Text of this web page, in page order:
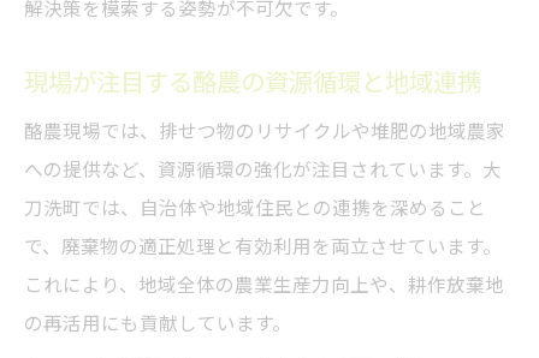
夫
利用
酪農現場の臭気・汚水対策がもたらす成果
とは
酪農と地域住民が連携する排せつ物対策の
実情
解決策を模索する姿勢が不可欠です。
現場が注目する酪農の資源循環と地域連携
酪農現場では、排せつ物のリサイクルや堆肥の地域農家
への提供など、資源循環の強化が注目されています。大
刀洗町では、自治体や地域住民との連携を深めること
で、廃棄物の適正処理と有効利用を両立させています。
これにより、地域全体の農業生産力向上や、耕作放棄地
の再活用にも貢献しています。